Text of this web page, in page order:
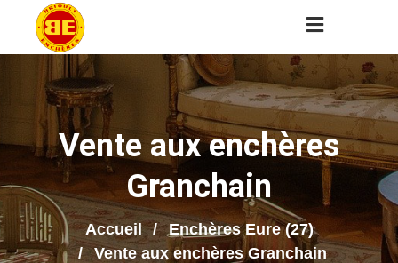
Vente aux enchères
Granchain
Accueil
Enchères Eure (27)
Vente aux enchères Granchain